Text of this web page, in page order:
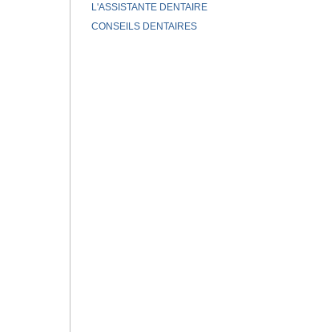
L'ASSISTANTE DENTAIRE
CONSEILS DENTAIRES